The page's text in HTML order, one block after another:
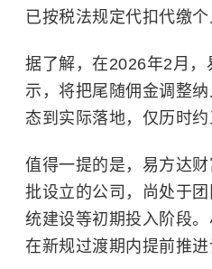
已按税法规定代扣代缴个
据了解，在2026年2月，
示，将把尾随佣金调整
态到实际落地，仅历时约
值得一提的是，易方达
批设立的公司，尚处于
统建设等初期投入阶段
在新规过渡期内提前推进